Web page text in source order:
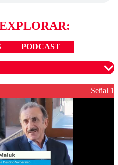
PODCAST
para garantizar un
respetuoso.
Señal 1